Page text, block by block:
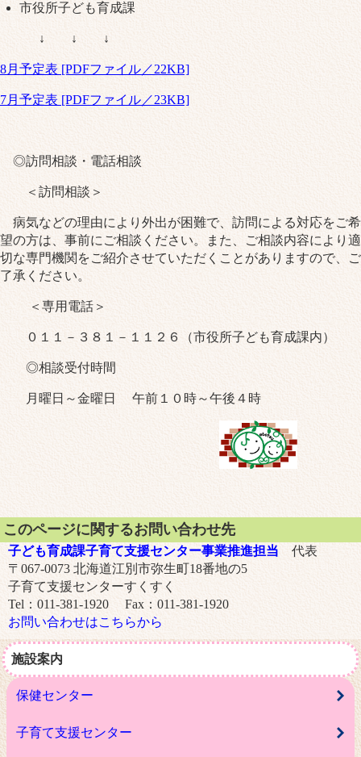
市役所子ども育成課
↓ ↓ ↓
8月予定表 [PDFファイル／22KB]
7月予定表 [PDFファイル／23KB]
◎訪問相談・電話相談
＜訪問相談＞
病気などの理由により外出が困難で、訪問による対応をご希
望の方は、事前にご相談ください。また、ご相談内容により適
切な専門機関をご紹介させていただくことがありますので、ご
了承ください。
＜専用電話＞
０１１－３８１－１１２６（市役所子ども育成課内）
◎相談受付時間
月曜日～金曜日 午前１０時～午後４時
このページに関するお問い合わせ先
子ども育成課子育て支援センター事業推進担当 代表
〒067-0073 北海道江別市弥生町18番地の5
子育て支援センターすくすく
Tel：011-381-1920 Fax：011-381-1920
お問い合わせはこちらから
施設案内
保健センター
子育て支援センター